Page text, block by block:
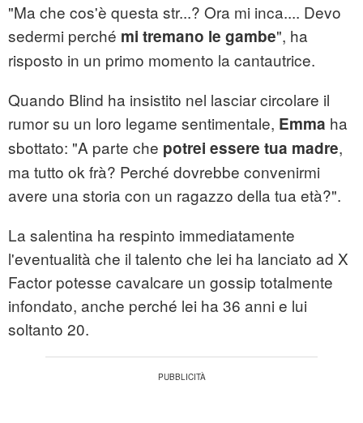
"Ma che cos'è questa str...? Ora mi inca.... Devo
sedermi perché mi tremano le gambe", ha
risposto in un primo momento la cantautrice.
Quando Blind ha insistito nel lasciar circolare il
rumor su un loro legame sentimentale, Emma ha
sbottato: "A parte che potrei essere tua madre,
ma tutto ok frà? Perché dovrebbe convenirmi
avere una storia con un ragazzo della tua età?".
La salentina ha respinto immediatamente
l'eventualità che il talento che lei ha lanciato ad X
Factor potesse cavalcare un gossip totalmente
infondato, anche perché lei ha 36 anni e lui
soltanto 20.